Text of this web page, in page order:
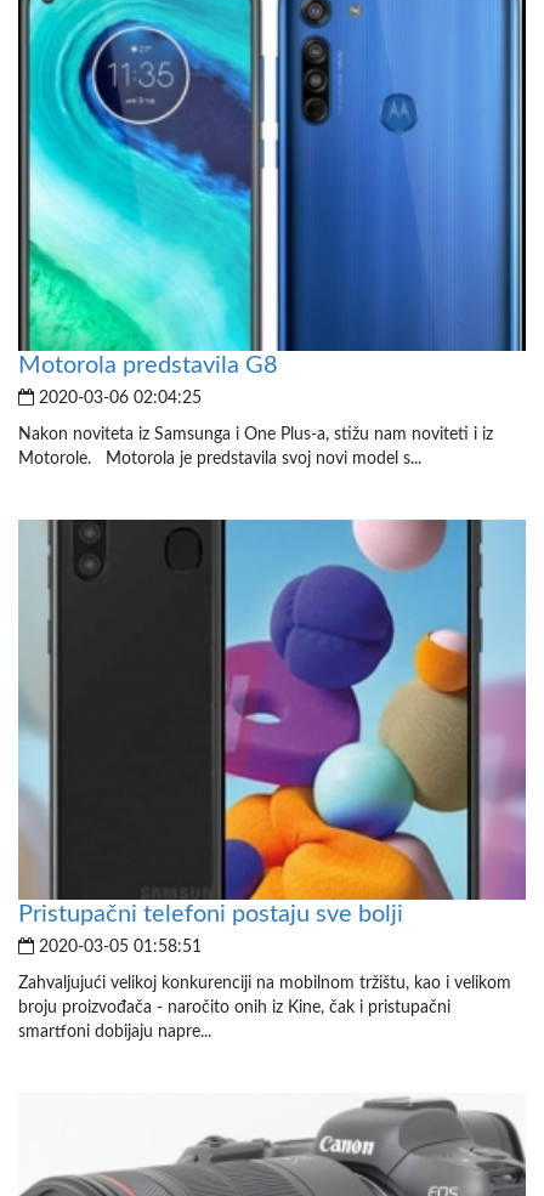
Motorola predstavila G8
2020-03-06 02:04:25
Nakon noviteta iz Samsunga i One Plus-a, stižu nam noviteti i iz
Motorole. Motorola je predstavila svoj novi model s...
Pristupačni telefoni postaju sve bolji
2020-03-05 01:58:51
Zahvaljujući velikoj konkurenciji na mobilnom tržištu, kao i velikom
broju proizvođača - naročito onih iz Kine, čak i pristupačni
smartfoni dobijaju napre...